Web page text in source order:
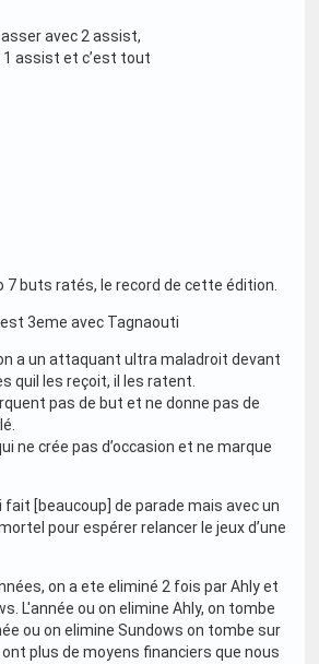
avec 2 assist,
1 assist et c’est tout
7 buts ratés, le record de cette édition.
3eme avec Tagnaouti
a un attaquant ultra maladroit devant
quil les reçoit, il les ratent.
pas de but et ne donne pas de
ne crée pas d’occasion et ne marque
fait [beaucoup] de parade mais avec un
pour espérer relancer le jeux d’une
on a ete eliminé 2 fois par Ahly et
L'année ou on elimine Ahly, on tombe
ou on elimine Sundows on tombe sur
plus de moyens financiers que nous